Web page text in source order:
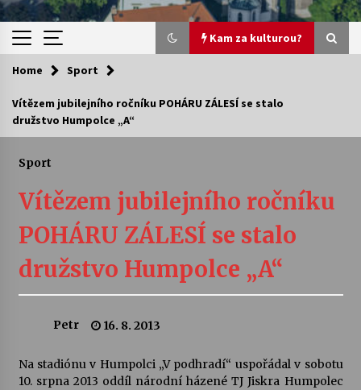
Kam za kulturou?
Kam za kulturou?
Letní koncerty ve Stromovce: Ars Camerata a
Vernisáž výstavy Josefíny Duškové: Stávám se
kapkou
30. 7. 2026
Veselí muzikanti
30. 7. 2026
šedesátka: 28. 7.–1. 8. 2026
28. 7. 2026
Home Sport
Vítězem jubilejního ročníku POHÁRU ZÁLESÍ se stalo
družstvo Humpolce „A“
Sport
Vítězem jubilejního ročníku
POHÁRU ZÁLESÍ se stalo
družstvo Humpolce „A“
Petr 16. 8. 2013
Na stadiónu v Humpolci „V podhradí“ uspořádal v sobotu
10. srpna 2013 oddíl národní házené TJ Jiskra Humpolec